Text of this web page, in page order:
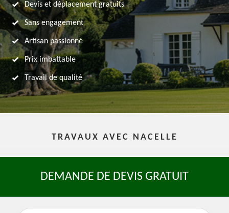
Devis et déplacement gratuits
Sans engagement
Artisan passionné
Prix imbattable
Travail de qualité
TRAVAUX AVEC NACELLE
DEMANDE DE DEVIS GRATUIT